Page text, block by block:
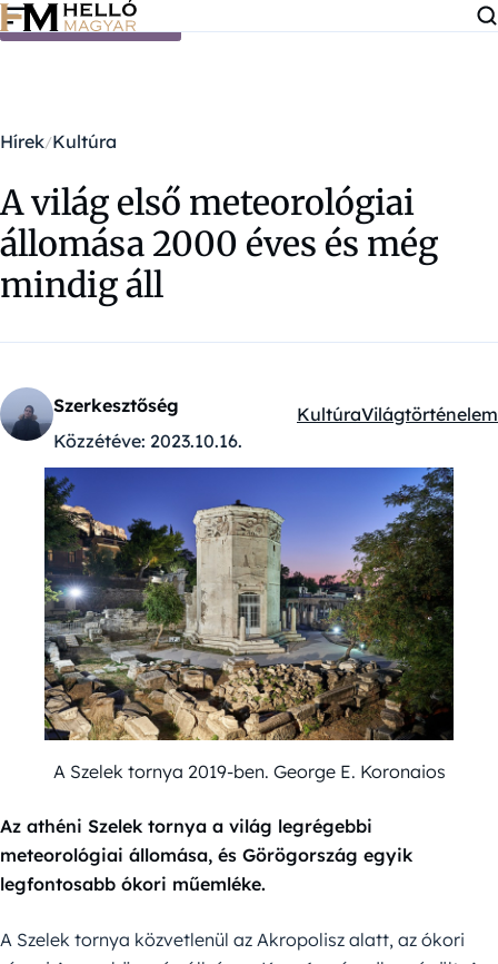
Ugrás a tartalomra
Hírek Kultúra
A világ első meteorológiai
állomása 2000 éves és még
mindig áll
Szerkesztőség
Közzétéve: 2023.10.16.
Kategóriák:
KultúraVilágtörténelem
A Szelek tornya 2019-ben. George E. Koronaios
Az athéni Szelek tornya a világ legrégebbi
meteorológiai állomása, és Görögország egyik
legfontosabb ókori műemléke.
A Szelek tornya közvetlenül az Akropolisz alatt, az ókori